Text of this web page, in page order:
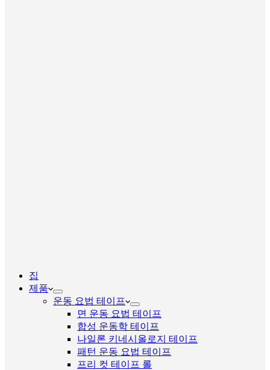
집
제품
운동 요법 테이프
면 운동 요법 테이프
합성 운동학 테이프
나일론 키네시올로지 테이프
패턴 운동 요법 테이프
프리 컷 테이프 롤